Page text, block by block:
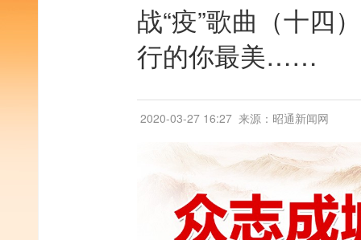
战“疫”歌曲（十四
行的你最美……
2020-03-27 16:27 来源：昭通新闻网